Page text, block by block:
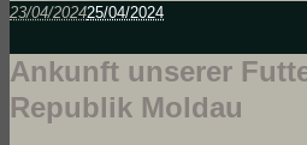
23/04/202425/04/2024
Ankunft unserer
Republik Moldau